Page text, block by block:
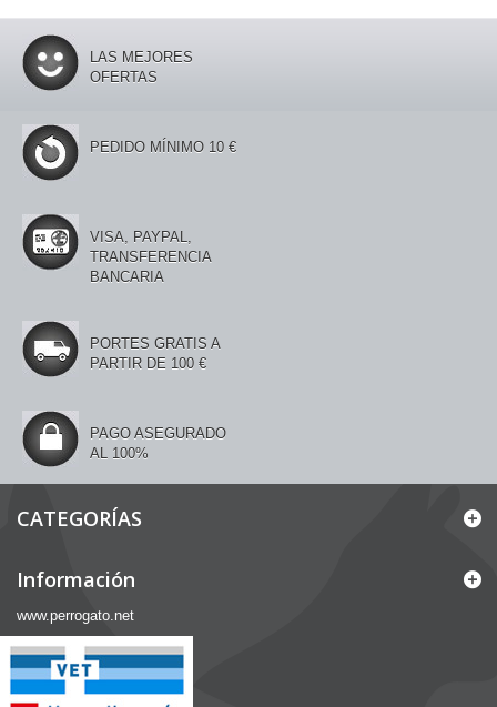
LAS MEJORES
OFERTAS
PEDIDO MÍNIMO 10 €
VISA, PAYPAL,
TRANSFERENCIA
BANCARIA
PORTES GRATIS A
PARTIR DE 100 €
PAGO ASEGURADO
AL 100%
CATEGORÍAS
Información
www.perrogato.net